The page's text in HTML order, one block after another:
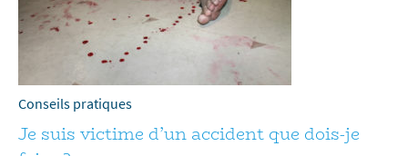
Conseils pratiques
Je suis victime d’un accident que dois-je